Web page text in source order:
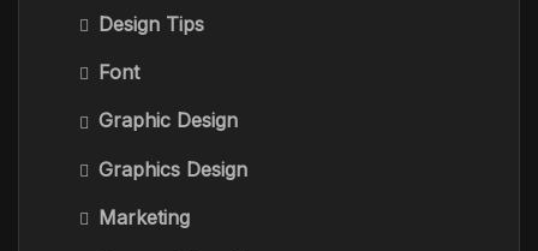
Design Tips
Font
Graphic Design
Graphics Design
Marketing